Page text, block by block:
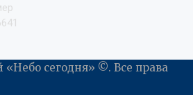
«Небо сегодня» ©. Все права